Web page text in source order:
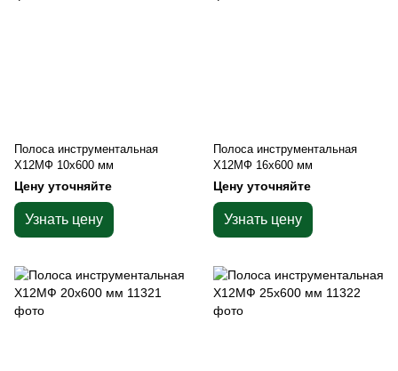
Полоса инструментальная
Х12МФ 10х600 мм
Цену уточняйте
Узнать цену
Полоса инструментальная
Х12МФ 16х600 мм
Цену уточняйте
Узнать цену